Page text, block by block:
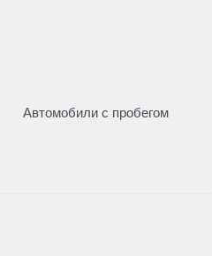
Автомобили с пробегом